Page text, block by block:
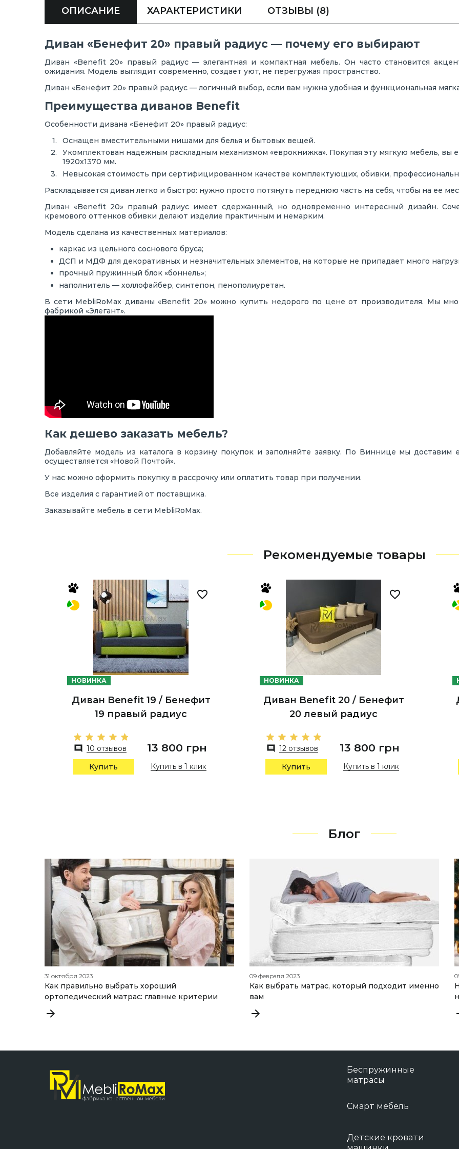
ОПИСАНИЕ ХАРАКТЕРИСТИКИ ОТЗЫВЫ (8)
Диван «Бенефит 20» правый радиус — почему его выбирают
Диван «Benefit 20» правый радиус — элегантная и компактная мебель. Он часто становится
ожидания. Модель выглядит современно, создает уют, не перегружая пространство.
Диван «Бенефит 20» правый радиус — логичный выбор, если вам нужна удобная и функциональная
Преимущества диванов Benefit
Особенности дивана «Бенефит 20» правый радиус:
Оснащен вместительными нишами для белья и бытовых вещей.
Укомплектован надежным раскладным механизмом «еврокнижка». Покупая эту мягкую мебель, вы
1920х1370 мм.
Невысокая стоимость при сертифицированном качестве комплектующих, обивки,
Раскладывается диван легко и быстро: нужно просто потянуть переднюю часть на себя, чтобы на ее
Диван «Benefit 20» правый радиус имеет сдержанный, но одновременно интересный дизайн.
кремового оттенков обивки делают изделие практичным и немарким.
Модель сделана из качественных материалов:
каркас из цельного соснового бруса;
ДСП и МДФ для декоративных и незначительных элементов, на которые не припадает много
прочный пружинный блок «боннель»;
наполнитель — холлофайбер, синтепон, пенополиуретан.
В сети MebliRoMax диваны «Benefit 20» можно купить недорого по цене от производителя. Мы
фабрикой «Элегант».
Как дешево заказать мебель?
Добавляйте модель из каталога в корзину покупок и заполняйте заявку. По Виннице мы доставим
осуществляется «Новой Почтой».
У нас можно оформить покупку в рассрочку или оплатить товар при получении.
Все изделия с гарантией от поставщика.
Заказывайте мебель в сети MebliRoMax.
Рекомендуемые товары
НОВИНКА
Диван Benefit 19 / Бенефит
19 правый радиус
10 отзывов 13 800 грн
Купить Купить в 1 клик
НОВИНКА
Диван Benefit 20 / Бенефит
20 левый радиус
12 отзывов 13 800 грн
Купить Купить в 1 клик
Блог
31 октября 2023
Как правильно выбрать хороший
ортопедический матрас: главные критерии
09 февраля 2023
Как выбрать матрас, который подходит именно
вам
Беспружинные
матрасы
Смарт мебель
Детские кровати